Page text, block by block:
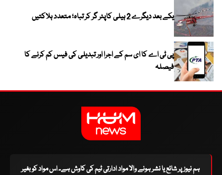
یکے بعد دیگرے 2 ہیلی کاپٹر گر کر تباہ؛ متعدد ہلاکتیں
پی ٹی اے کا ای سم کے اجرا اور تبدیلی کی فیس کم کرنے کا
فیصلہ
ہم نیوز پر شائع یا نشر ہونے والا مواد ادارتی ٹیم کی کاوش ہے۔ اس مواد کو بغیر